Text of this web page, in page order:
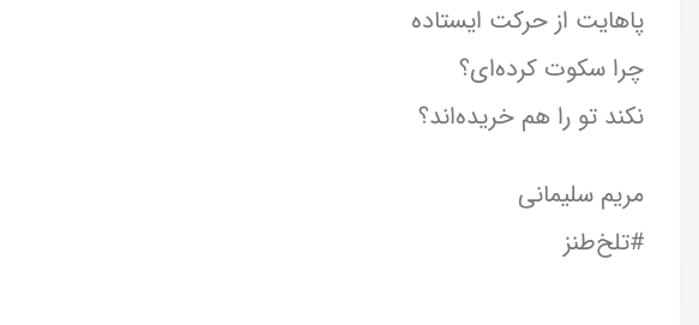
پاهایت از حرکت ایستاده
چرا سکوت کرده‌ای؟
نکند تو را هم خریده‌اند؟
مریم سلیمانی
#تلخ‌طنز